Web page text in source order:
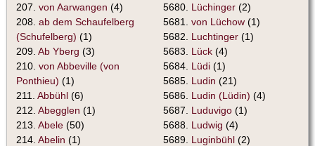
207. von Aarwangen (4)
208. ab dem Schaufelberg
(Schufelberg) (1)
209. Ab Yberg (3)
210. von Abbeville (von
Ponthieu) (1)
211. Abbühl (6)
212. Abegglen (1)
213. Abele (50)
214. Abelin (1)
5680. Lüchinger (2)
5681. von Lüchow (1)
5682. Luchtinger (1)
5683. Lück (4)
5684. Lüdi (1)
5685. Ludin (21)
5686. Ludin (Lüdin) (4)
5687. Luduvigo (1)
5688. Ludwig (4)
5689. Luginbühl (2)